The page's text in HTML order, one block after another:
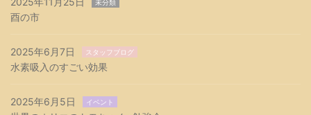
未分類
酉の市
2025年6月7日 スタッフブログ
水素吸入のすごい効果
2025年6月5日 イベント